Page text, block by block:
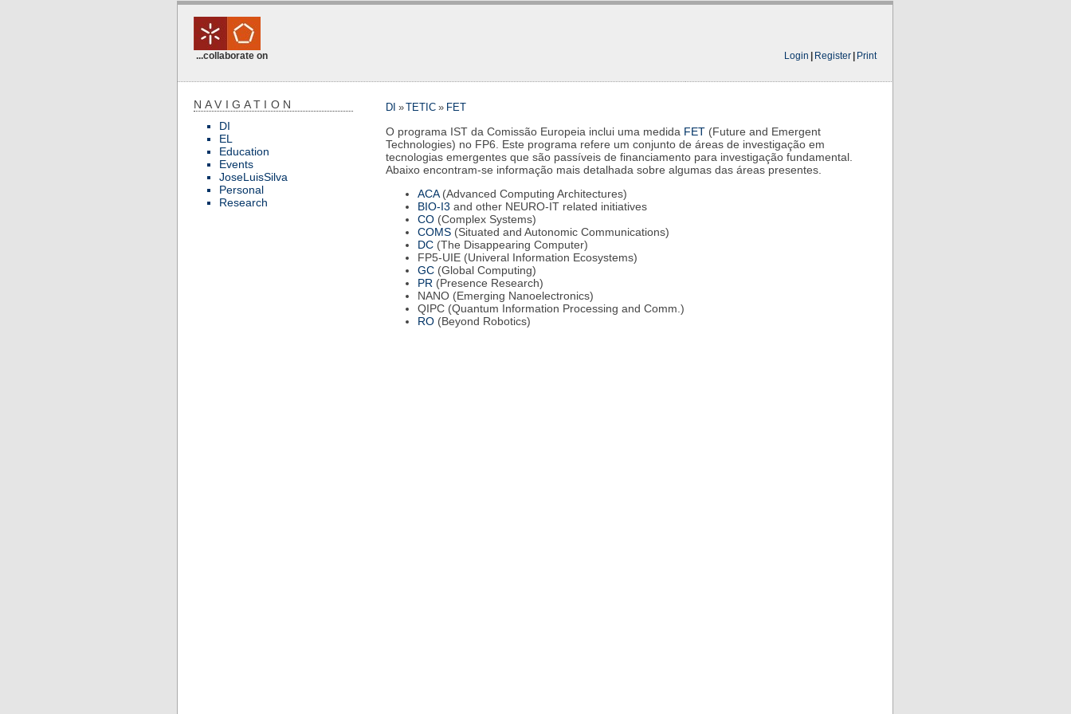
...collaborate on Login Register Print
NAVIGATION
DI
EL
Education
Events
JoseLuisSilva
Personal
Research
DI »TETIC» FET
O programa IST da Comissão Europeia inclui uma medida FET (Future and Emergent
Technologies) no FP6. Este programa refere um conjunto de áreas de investigação em
tecnologias emergentes que são passíveis de financiamento para investigação fundamental.
Abaixo encontram-se informação mais detalhada sobre algumas das áreas presentes.
ACA(Advanced Computing Architectures)
BIO-I3 and other NEURO-IT related initiatives
CO (Complex Systems)
COMS (Situated and Autonomic Communications)
DC (The Disappearing Computer)
FP5-UIE (Univeral Information Ecosystems)
GC (Global Computing)
PR (Presence Research)
NANO (Emerging Nanoelectronics)
QIPC (Quantum Information Processing and Comm.)
RO (Beyond Robotics)